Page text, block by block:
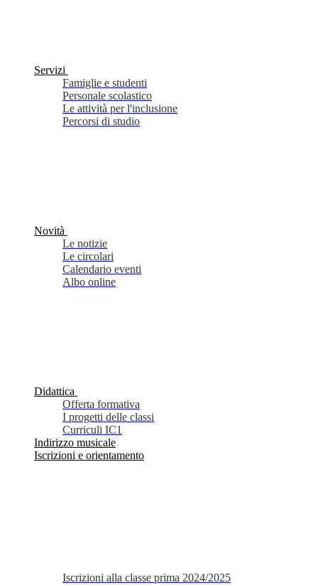
Servizi
Famiglie e studenti
Personale scolastico
Le attività per l'inclusione
Percorsi di studio
Novità
Le notizie
Le circolari
Calendario eventi
Albo online
Didattica
Offerta formativa
I progetti delle classi
Curriculi IC1
Indirizzo musicale
Iscrizioni e orientamento
Iscrizioni alla classe prima 2024/2025